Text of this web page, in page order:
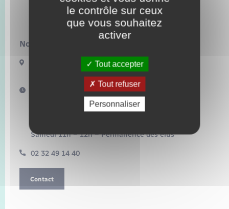
Voirie et espace public
Bacqueville
Nous contacter :
17 Bis Route de Bonnemare
27440 BACQUEVILLE
Horaires d'ouverture :
Mardi 16h – 18h30
Mercredi 10h – 12h
Samedi 11h – 12h – Permanence des élus
02 32 49 14 40
Contact
le contrôle sur ceux
que vous souhaitez
activer
Tout accepter
Tout refuser
Personnaliser